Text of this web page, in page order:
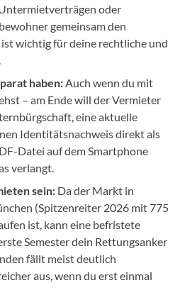
oder
gemeinsam den
wichtig für deine rechtliche und
haben:Auch wenn du mit
– am Ende will der Vermieter
eine aktuelle
Identitätsnachweis direkt als
Datei auf dem Smartphone
verlangt.
sein: Da der Markt in
(Spitzenreiter 2026 mit 775
ist, kann eine befristete
Semester dein Rettungsanker
fällt meist deutlich
aus, wenn du erst einmal